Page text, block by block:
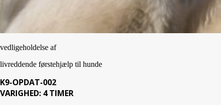
vedligeholdelse af
livreddende førstehjælp til hunde
K9-OPDAT-002
VARIGHED: 4 TIMER